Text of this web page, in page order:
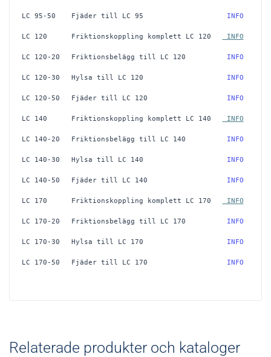
LC 95-50 Fjäder till LC 95 INFO
LC 120 Friktionskoppling komplett LC 120 INFO
LC 120-20 Friktionsbelägg till LC 120 INFO
LC 120-30 Hylsa till LC 120 INFO
LC 120-50 Fjäder till LC 120 INFO
LC 140 Friktionskoppling komplett LC 140 INFO
LC 140-20 Friktionsbelägg till LC 140 INFO
LC 140-30 Hylsa till LC 140 INFO
LC 140-50 Fjäder till LC 140 INFO
LC 170 Friktionskoppling komplett LC 170 INFO
LC 170-20 Friktionsbelägg till LC 170 INFO
LC 170-30 Hylsa till LC 170 INFO
LC 170-50 Fjäder till LC 170 INFO
Relaterade produkter och kataloger